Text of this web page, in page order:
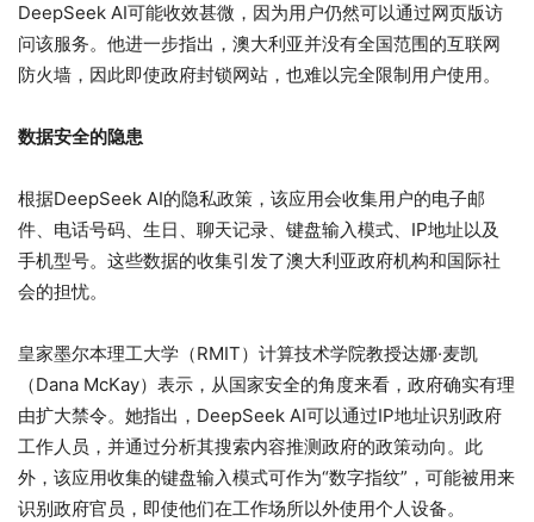
DeepSeek AI可能收效甚微，因为用户仍然可以通过网页版访
问该服务。他进一步指出，澳大利亚并没有全国范围的互联网
防火墙，因此即使政府封锁网站，也难以完全限制用户使用。
数据安全的隐患
根据DeepSeek AI的隐私政策，该应用会收集用户的电子邮
件、电话号码、生日、聊天记录、键盘输入模式、IP地址以及
手机型号。这些数据的收集引发了澳大利亚政府机构和国际社
会的担忧。
皇家墨尔本理工大学（RMIT）计算技术学院教授达娜·麦凯
（Dana McKay）表示，从国家安全的角度来看，政府确实有理
由扩大禁令。她指出，DeepSeek AI可以通过IP地址识别政府
工作人员，并通过分析其搜索内容推测政府的政策动向。此
外，该应用收集的键盘输入模式可作为“数字指纹”，可能被用来
识别政府官员，即使他们在工作场所以外使用个人设备。